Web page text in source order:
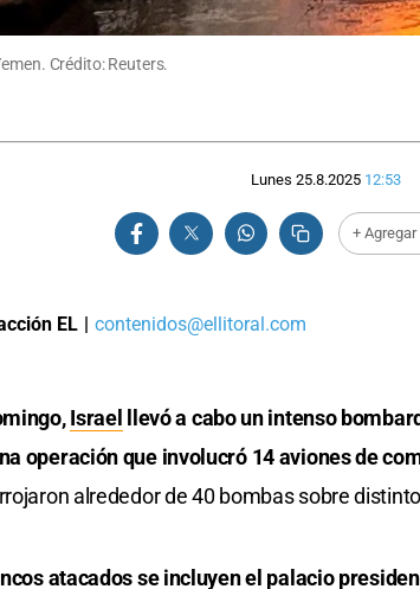
Crédito: Reuters.
Lunes 25.8.2025 12:53
+
EL | contenidos@ellitoral.com
Israel
llevó a cabo un intenso
operación que involucró 14 aviones de
alrededor de 40 bombas sobre
atacados se incluyen el palacio